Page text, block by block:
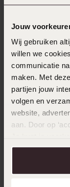
Jouw
Wij gebruiken
willen we
communicatie
maken. Met
partijen jouw
volgen en
website,
aan. Door op
over in ons
Zilveren
69